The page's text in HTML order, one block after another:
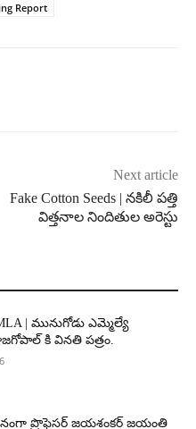
Report
Next article
Fake Cotton Seeds | నకిలీ పత్తి
విత్తనాల నిందితుల అరెస్టు
| మునుగోడు ఎమ్మెల్యే
కి వినతి పత్రం.
ప్రొఫెసర్ జయశంకర్ జయంతి